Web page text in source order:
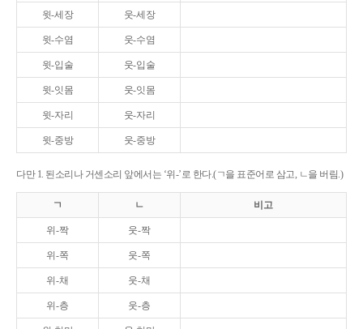
윗-세장 웃-세장
윗-수염 웃-수염
윗-입술 웃-입술
윗-잇몸 웃-잇몸
윗-자리 웃-자리
윗-중방 웃-중방
다만 1. 된소리나 거센소리 앞에서는 ‘위-’로 한다.(ㄱ을 표준어로 삼고, ㄴ을 버림.)
ㄱ ㄴ 비고
위-짝 웃-짝
위-쪽 웃-쪽
위-채 웃-채
위-층 웃-층